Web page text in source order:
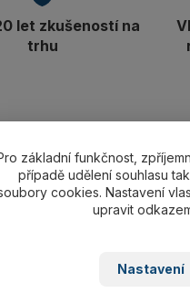
let zkušeností na
trhu
specifikace
závěs s háky s pojistkou
základní funkčnost,
případě udělení souhlasu
cookies. Nastavení
upravit
Nastavení